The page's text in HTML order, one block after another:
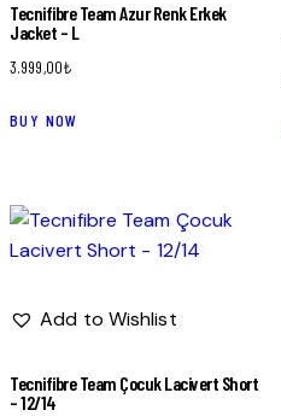
Tecnifibre Team Azur Renk Erkek
Jacket – L
3.999,00₺
BUY NOW
Add to Wishlist
Tecnifibre Team Çocuk Lacivert Short
– 12/14